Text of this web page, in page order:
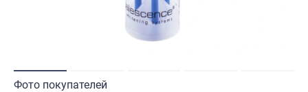
Фото покупателей